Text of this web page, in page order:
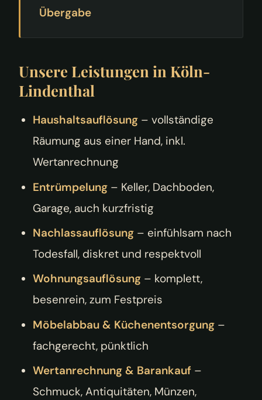
Übergabe
Unsere Leistungen in Köln-
Lindenthal
Haushaltsauflösung – vollständige
Räumung aus einer Hand, inkl.
Wertanrechnung
Entrümpelung – Keller, Dachboden,
Garage, auch kurzfristig
Nachlassauflösung – einfühlsam nach
Todesfall, diskret und respektvoll
Wohnungsauflösung – komplett,
besenrein, zum Festpreis
Möbelabbau & Küchenentsorgung –
fachgerecht, pünktlich
Wertanrechnung & Barankauf –
Schmuck, Antiquitäten, Münzen,